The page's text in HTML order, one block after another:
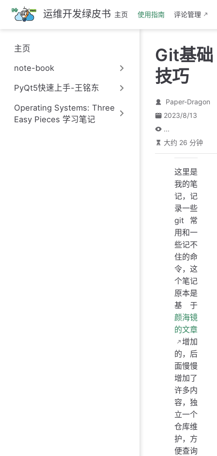
跳
至
主
要
內
运维开发绿皮书 主页 使用指南 评论管理
主页
note-book
PyQt5快速上手-王铭东
Operating Systems: Three
Easy Pieces 学习笔记
Git基础
技巧
Paper-Dragon
2023/8/13
...
大约 26 分钟
这里是
我的笔
记，记
录一些
git 常
用和一
些记不
住的命
令，这
个笔记
原本是
基于
颜海镜
的文章
增加
的，后
面慢慢
增加了
许多内
容，独
立一个
仓库维
护，方
便查询